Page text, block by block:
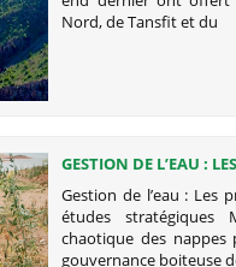
Nord, de Tansfit et du
GESTION DE L’EAU :
ROYAL DES ÉTUDES
Gestion de l’eau : Les
études stratégiques
chaotique des nappes
gouvernance boiteuse